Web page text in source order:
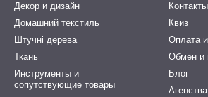
используются полотенца для
красоты, бассейнах;
— как универсальный вариант;
Декор и дизайн
Домашний текстиль
Штучні дерева
Ткань
Инструменты и
сопутствующие товары
Контакты
Квиз
Оплата
Обмен и
Блог
Агенства